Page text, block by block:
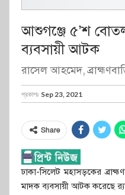
আশুগঞ্জে ৫’শ
ব্যবসায়ী আটক
রাসেল আহমেদ,
প্রকাশঃ Sep 23, 2021
Share
ঢাকা-সিলেট মহাসড়কের
মাদক ব্যবসায়ী আটক করেছে